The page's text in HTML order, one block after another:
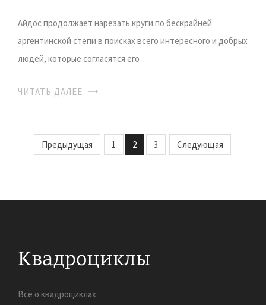
Айдос продолжает нарезать круги по бескрайней
аргентинской степи в поисках всего интересного и добрых
людей, которые согласятся его…
ЧИТАТЬ ДАЛЕЕ
Предыдущая 1 2 3 Следующая
Все о квадроциклах